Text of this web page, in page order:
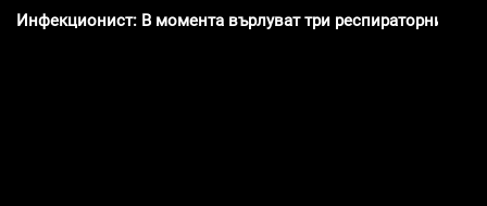
Инфекционист: В момента върлуват три респираторни